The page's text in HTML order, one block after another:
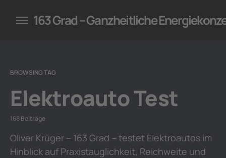
für Unternehmen
163 Grad – Ganzheitliche
BROWSING TAG
Elektroauto Test
168 Beiträge
Oliver Krüger – 163 Grad – testet Elektroautos im
Hinblick auf Praxistauglichkeit, Reichweite und